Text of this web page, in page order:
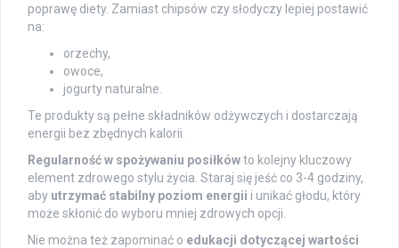
poprawę diety. Zamiast chipsów czy słodyczy lepiej postawić
na:
orzechy,
owoce,
jogurty naturalne.
Te produkty są pełne składników odżywczych i dostarczają
energii bez zbędnych kalorii.
Regularność w spożywaniu posiłkówto kolejny kluczowy
element zdrowego stylu życia. Staraj się jeść co 3-4 godziny,
aby utrzymać stabilny poziom energii i unikać głodu, który
może skłonić do wyboru mniej zdrowych opcji.
Nie można też zapominać o edukacji dotyczącej wartości